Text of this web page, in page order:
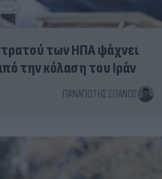
των ΗΠΑ ψάχνει
την κόλαση του Ιράν
ΠΑΝΑΓΙΏΤΗΣ ΣΠΑΝΌΣ